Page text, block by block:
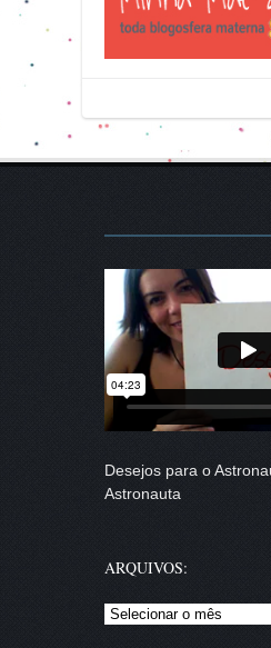
Desejos para o
Astronauta
ARQUIVOS:
Arquivos: